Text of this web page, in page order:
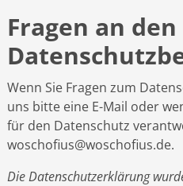
Fragen an den
Wenn Sie Fragen zum
uns bitte eine E-Mail oder
für den Datenschutz
woschofius@woschofius.de.
Die Datenschutzerklärung